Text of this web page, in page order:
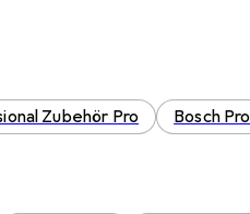
Zubehör Pro
Bosch